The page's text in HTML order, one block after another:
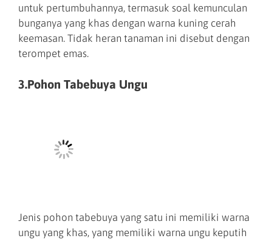
untuk pertumbuhannya, termasuk soal kemunculan
bunganya yang khas dengan warna kuning cerah
keemasan. Tidak heran tanaman ini disebut dengan
terompet emas.
3.Pohon Tabebuya Ungu
Jenis pohon tabebuya yang satu ini memiliki warna
ungu yang khas, yang memiliki warna ungu keputih